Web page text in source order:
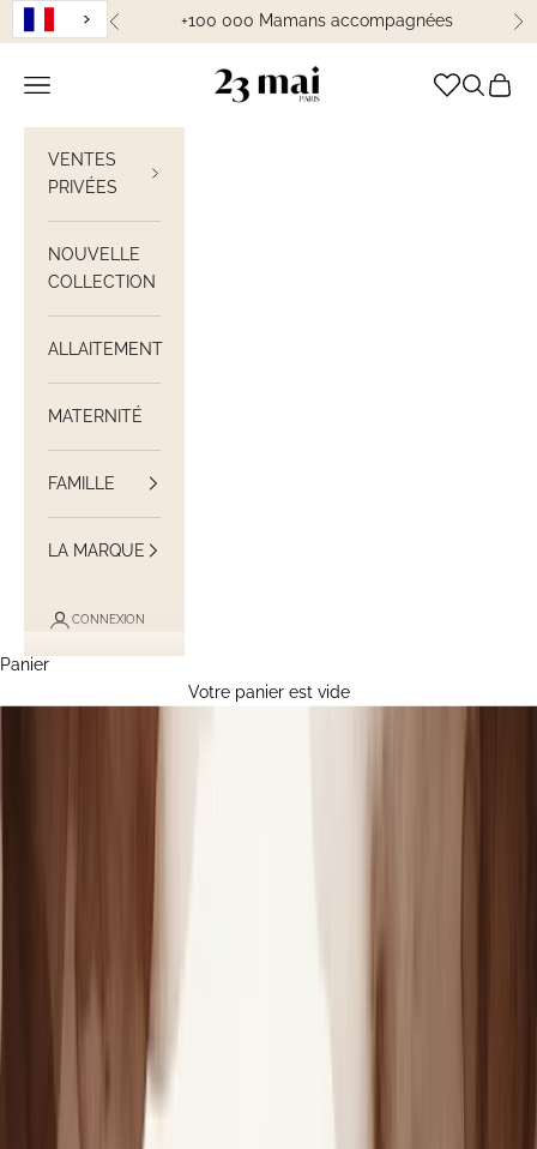
Passer au contenu
Précédent+100 000 Mamans accompagnées
23 Mai Paris
Ouvrir la navigation Ouvrir la
Voir
VENTES
PRIVÉES
NOUVELLE
COLLECTION
ALLAITEMENT
MATERNITÉ
FAMILLE
LA MARQUE
CONNEXION
Panier
Votre panier est vide